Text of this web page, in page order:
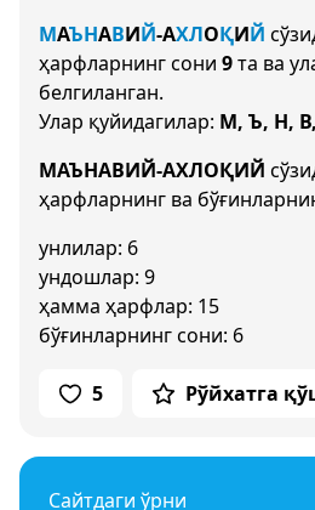
МАЪНАВИЙ-АХЛОҚИЙ
ҳарфларнинг сони 9та ва
белгиланган.
Улар қуйидагилар: М, Ъ, Н,
МАЪНАВИЙ-АХЛОҚИЙ
ҳарфларнинг ва
унлилар: 6
ундошлар: 9
ҳамма ҳарфлар: 15
бўғинларнинг сони: 6
5 Рўйхатга
Сайтдаги ўрни